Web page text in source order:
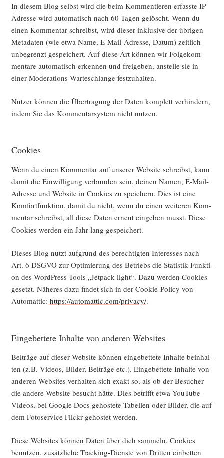
In die­sem Blog selbst wird die beim Kom­men­tie­ren erfass­te IP-
Adres­se wird auto­ma­tisch nach 60 Tagen gelöscht. Wenn du
einen Kom­men­tar schreibst, wird die­ser inklu­si­ve der übri­gen
Meta­da­ten (wie etwa Name, E‑Mail-Adres­se, Datum) zeit­lich
unbe­grenzt gespei­chert. Auf die­se Art kön­nen wir Fol­ge­kom­
men­ta­re auto­ma­tisch erken­nen und frei­ge­ben, anstel­le sie in
einer Mode­ra­ti­ons-War­te­schlan­ge festzuhalten.
Nut­zer kön­nen die Über­tra­gung der Daten kom­plett ver­hin­dern,
indem Sie das Kom­men­tar­sys­tem nicht nutzen.
Cookies
Wenn du einen Kom­men­tar auf unse­rer Web­site schreibst, kann
damit die Ein­wil­li­gung ver­bun­den sein, dei­nen Namen, E‑Mail-
Adres­se und Web­site in Coo­kies zu spei­chern. Dies ist eine
Kom­fort­funk­ti­on, damit du nicht, wenn du einen wei­te­ren Kom­
men­tar schreibst, all die­se Daten erneut ein­ge­ben musst. Die­se
Coo­kies wer­den ein Jahr lang gespeichert.
Die­ses Blog nutzt auf­grund des berech­tig­ten Inter­es­ses nach
Art. 6 DSGVO zur Opti­mie­rung des Betriebs die Sta­tis­tik-Funk­ti­
on des Word­Press-Tools „Jet­pack light“. Dazu wer­den Coo­kies
gesetzt. Nähe­res dazu fin­det sich in der Coo­kie-Poli­cy von
Auto­mat­tic: https://automattic.com/privacy/.
Eingebettete Inhalte von anderen Websites
Bei­trä­ge auf die­ser Web­site kön­nen ein­ge­bet­te­te Inhal­te beinhal­
ten (z.B. Vide­os, Bil­der, Bei­trä­ge etc.). Ein­ge­bet­te­te Inhal­te von
ande­ren Web­sites ver­hal­ten sich exakt so, als ob der Besu­cher
die ande­re Web­site besucht hät­te. Dies betrifft etwa You­Tube-
Vide­os, bei Goog­le Docs gehos­te­te Tabel­len oder Bil­der, die auf
dem Foto­ser­vice Flickr gehos­tet werden.
Die­se Web­sites kön­nen Daten über dich sam­meln, Coo­kies
benut­zen, zusätz­li­che Track­ing-Diens­te von Drit­ten ein­bet­ten